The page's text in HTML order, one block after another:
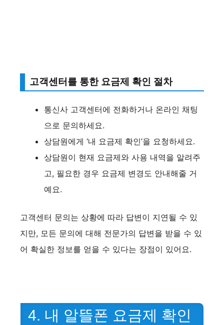
고객센터를 통한 요금제 확인 절차
통신사 고객센터에 전화하거나 온라인 채팅
으로 문의하세요.
상담원에게 ‘내 요금제 확인’을 요청하세요.
상담원이 현재 요금제와 사용 내역을 알려주
고, 필요한 경우 요금제 변경도 안내해줄 거
예요.
고객센터 문의는 상황에 따라 답변이 지연될 수 있
지만, 모든 문의에 대해 전문가의 답변을 받을 수 있
어 확실한 정보를 얻을 수 있다는 장점이 있어요.
4. 내 알뜰폰 요금제 확인